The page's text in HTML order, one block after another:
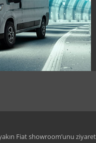
Fiat showroom’unu ziyaret